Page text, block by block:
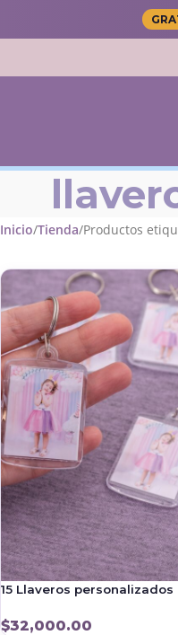
Inicio Tienda Productos
15 Llaveros
$32,000.00